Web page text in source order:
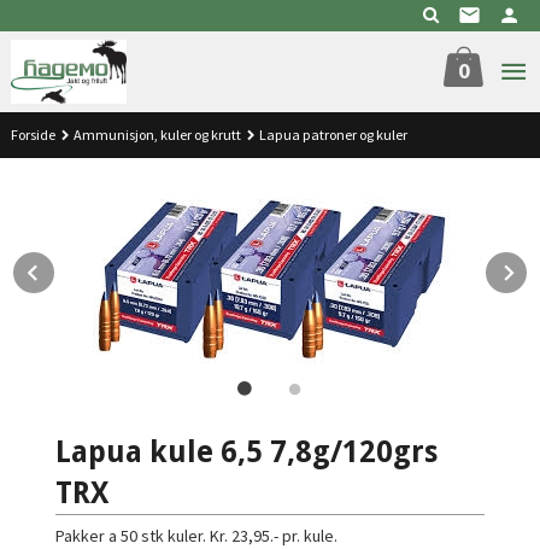
til
innholdet
0
Forside Ammunisjon, kuler og krutt Lapua patroner og kuler
Lapua kule 6,5 7,8g/120grs
TRX
Pakker a 50 stk kuler. Kr. 23,95.- pr. kule.